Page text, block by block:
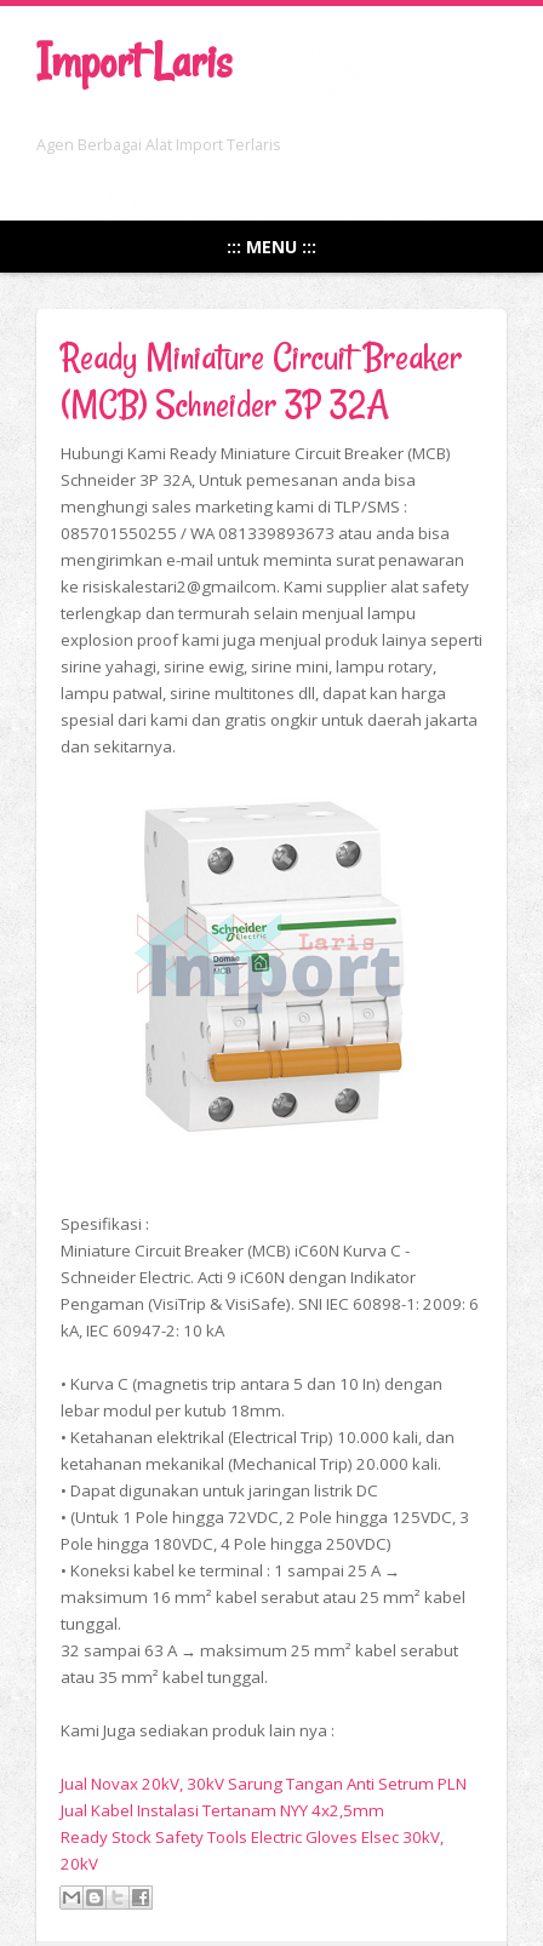
Import Laris
Agen Berbagai Alat Import Terlaris
::: MENU :::
Ready Miniature Circuit Breaker
(MCB) Schneider 3P 32A
Hubungi Kami Ready Miniature Circuit Breaker (MCB)
Schneider 3P 32A, Untuk pemesanan anda bisa
menghungi sales marketing kami di TLP/SMS :
085701550255 / WA 081339893673 atau anda bisa
mengirimkan e-mail untuk meminta surat penawaran
ke risiskalestari2@gmailcom. Kami supplier alat safety
terlengkap dan termurah selain menjual lampu
explosion proof kami juga menjual produk lainya seperti
sirine yahagi, sirine ewig, sirine mini, lampu rotary,
lampu patwal, sirine multitones dll, dapat kan harga
spesial dari kami dan gratis ongkir untuk daerah jakarta
dan sekitarnya.
Spesifikasi :
Miniature Circuit Breaker (MCB) iC60N Kurva C -
Schneider Electric. Acti 9 iC60N dengan Indikator
Pengaman (VisiTrip & VisiSafe). SNI IEC 60898-1: 2009: 6
kA, IEC 60947-2: 10 kA
• Kurva C (magnetis trip antara 5 dan 10 In) dengan
lebar modul per kutub 18mm.
• Ketahanan elektrikal (Electrical Trip) 10.000 kali, dan
ketahanan mekanikal (Mechanical Trip) 20.000 kali.
• Dapat digunakan untuk jaringan listrik DC
• (Untuk 1 Pole hingga 72VDC, 2 Pole hingga 125VDC, 3
Pole hingga 180VDC, 4 Pole hingga 250VDC)
• Koneksi kabel ke terminal : 1 sampai 25 A →
maksimum 16 mm² kabel serabut atau 25 mm² kabel
tunggal.
32 sampai 63 A → maksimum 25 mm² kabel serabut
atau 35 mm² kabel tunggal.
Kami Juga sediakan produk lain nya :
Jual Novax 20kV, 30kV Sarung Tangan Anti Setrum PLN
Jual Kabel Instalasi Tertanam NYY 4x2,5mm
Ready Stock Safety Tools Electric Gloves Elsec 30kV,
20kV